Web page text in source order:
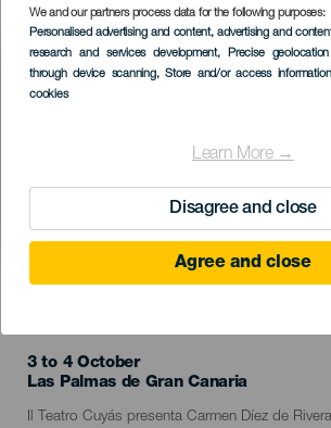
We and our partners process data for the following purposes:
Personalised advertising and content, advertising and
research and services development, Precise
through device scanning, Store and/or access
cookies
Learn More →
Disagree and close
Agree and close
Imagen
Listado
3 to 4 October
Localidad
Las Palmas de Gran Canaria
Descripción
Il Teatro Cuyás presenta Carmen Díez de